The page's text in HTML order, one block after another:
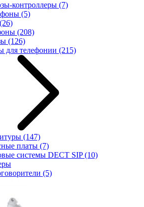
контроллеры (7)
(5)
(26)
(208)
(126)
для телефонии (215)
(147)
платы (7)
системы DECT SIP(10)
(5)